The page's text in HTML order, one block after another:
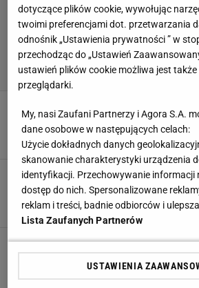
Gangsterzy w Meksyku
Nie zginął tylko dlatego,
SUBSKRYPCJA
"Miałem 21 lat, w Polsce
szukać". Wielka klasa
SUBSKRYPCJA
Tomasz Wójtowicz już
raka. "Widzi pan, że przy
SUBSKRYPCJA
dotyczące plików cookie, wywołując
twoimi preferencjami dot. przetwarzania
odnośnik „Ustawienia prywatności ” w
przechodząc do „Ustawień
ustawień plików cookie możliwa jest
przeglądarki.
My, nasi Zaufani Partnerzy i Agora S.A.
dane osobowe w następujących celach:
Użycie dokładnych danych
skanowanie charakterystyki urządzenia
identyfikacji. Przechowywanie informacji
dostęp do nich. Spersonalizowane
reklam i treści, badnie odbiorców i
Lista Zaufanych Partnerów
USTAWIENIA